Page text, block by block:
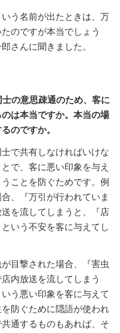
う名前が出たときは、万
のですが本当でしょう
さんに聞きました。
の意思疎通のため、客に
は本当ですか。本当の場
のですか。
で共有しなければいけな
で、客に悪い印象を与え
ことを防ぐためです。例
、『万引が行われていま
を流してしまうと、『店
いう不安を客に与えてし
目撃された場合、『害虫
内放送を流してしまう
う悪い印象を客に与えて
防ぐために隠語が使われ
通するものもあれば、そ